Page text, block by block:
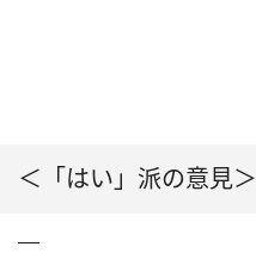
＜「はい」派の意見＞